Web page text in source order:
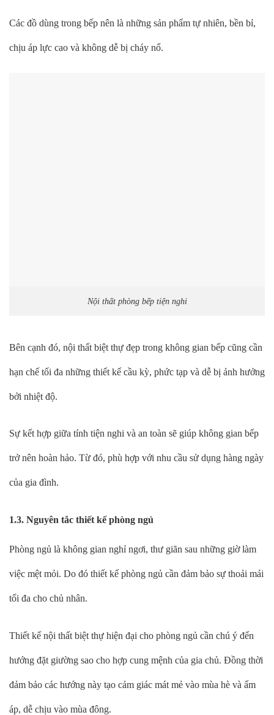
Các đồ dùng trong bếp nên là những sản phẩm tự nhiên, bền bỉ,
chịu áp lực cao và không dễ bị cháy nổ.
Nội thất phòng bếp tiện nghi
Bên cạnh đó, nội thất biệt thự đẹp trong không gian bếp cũng cần
hạn chế tối đa những thiết kế cầu kỳ, phức tạp và dễ bị ảnh hưởng
bởi nhiệt độ.
Sự kết hợp giữa tính tiện nghi và an toàn sẽ giúp không gian bếp
trở nên hoàn hảo. Từ đó, phù hợp với nhu cầu sử dụng hàng ngày
của gia đình.
1.3. Nguyên tắc thiết kế phòng ngủ
Phòng ngủ là không gian nghỉ ngơi, thư giãn sau những giờ làm
việc mệt mỏi. Do đó thiết kế phòng ngủ cần đảm bảo sự thoải mái
tối đa cho chủ nhân.
Thiết kế nội thất biệt thự hiện đại cho phòng ngủ cần chú ý đến
hướng đặt giường sao cho hợp cung mệnh của gia chủ. Đồng thời
đảm bảo các hướng này tạo cảm giác mát mẻ vào mùa hè và ấm
áp, dễ chịu vào mùa đông.